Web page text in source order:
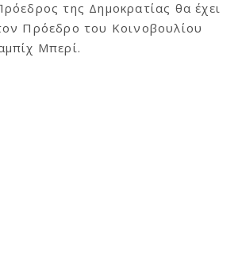
της Δημοκρατίας θα έχει
Πρόεδρο του Κοινοβουλίου
Μπερί.